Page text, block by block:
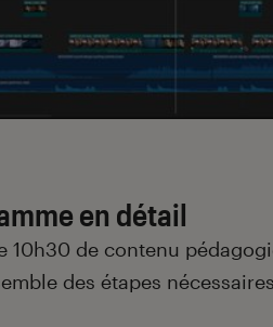
en détail
10h30 de contenu
des étapes